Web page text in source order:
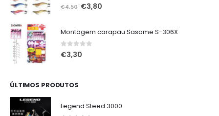
out of 5
€4,50 O
era:
€4,50.
€3,80
é:
Montagem carapau Sasame S-306X
0out of 5
€3,30
ÚLTIMOS PRODUTOS
Legend Steed 3000